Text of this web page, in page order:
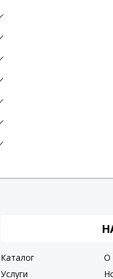
Каталог
Услуги
О